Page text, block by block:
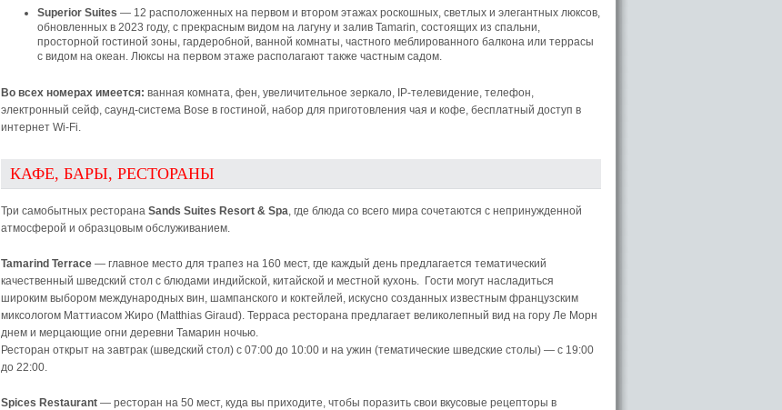
Superior Suites — 12 расположенных на первом и втором этажах роскошных, светлых и элегантных люксов,
обновленных в 2023 году, с прекрасным видом на лагуну и залив Tamarin, состоящих из спальни,
просторной гостиной зоны, гардеробной, ванной комнаты, частного меблированного балкона или террасы
с видом на океан. Люксы на первом этаже располагают также частным садом.
Во всех номерах имеется: ванная комната, фен, увеличительное зеркало, IP-телевидение, телефон,
электронный сейф, саунд-система Bose в гостиной, набор для приготовления чая и кофе, бесплатный доступ в
интернет Wi-Fi.
КАФЕ, БАРЫ, РЕСТОРАНЫ
Три самобытных ресторана Sands Suites Resort & Spa, где блюда со всего мира сочетаются с непринужденной
атмосферой и образцовым обслуживанием.
Tamarind Terrace — главное место для трапез на 160 мест, где каждый день предлагается тематический
качественный шведский стол с блюдами индийской, китайской и местной кухонь. Гости могут насладиться
широким выбором международных вин, шампанского и коктейлей, искусно созданных известным французским
миксологом Маттиасом Жиро (Matthias Giraud). Терраса ресторана предлагает великолепный вид на гору Ле Морн
днем и мерцающие огни деревни Тамарин ночью.
Ресторан открыт на завтрак (шведский стол) с 07:00 до 10:00 и на ужин (тематические шведские столы) — с 19:00
до 22:00.
Spices Restaurant — ресторан на 50 мест, куда вы приходите, чтобы поразить свои вкусовые рецепторы в